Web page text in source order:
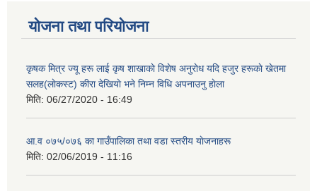
योजना तथा परियोजना
कृषक मित्र ज्यू हरू लाई कृष शाखाकाे विशेष अनुराेध यदि हजुर हरूकाे खेतमा
सलह(लाेकस्ट) कीरा देखियाे भने निम्न विधि अपनाउनु हाेला
मिति: 06/27/2020 - 16:49
आ‍.व ०७५/०७६ का गाउँपालिका तथा वडा स्तरीय याेजनाहरू
मिति: 02/06/2019 - 11:16